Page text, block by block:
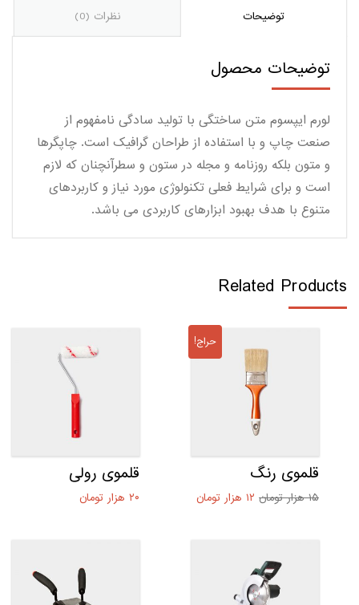
توضیحات نظرات (0)
توضیحات محصول
لورم ایپسوم متن ساختگی با تولید سادگی نامفهوم از
صنعت چاپ و با استفاده از طراحان گرافیک است. چاپگرها
و متون بلکه روزنامه و مجله در ستون و سطرآنچنان که لازم
است و برای شرایط فعلی تکنولوژی مورد نیاز و کاربردهای
متنوع با هدف بهبود ابزارهای کاربردی می باشد.
Related Products
حراج!
قلموی رنگ
۱۵ هزار تومان قیمت
بود.
۱۲ هزار تومانقیمت
قلموی رولی
۲۰ هزار تومان